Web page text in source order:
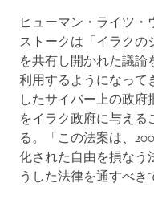
ヒューマン・ライツ・
ストークは「イラクの
を共有し開かれた議論
利用するようになって
したサイバー上の政
をイラク政府に与える
る。「この法案は、
化された自由を損なう
うした法律を通すべき